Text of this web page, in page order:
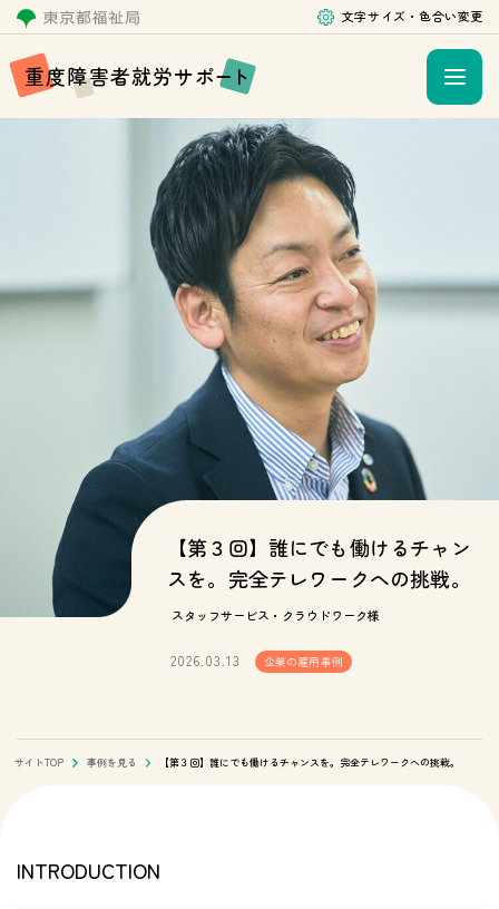
文字サイズ・色合い変更
重度障害者就労サポート
【第３回】誰にでも働けるチャン
スを。完全テレワークへの挑戦。
スタッフサービス・クラウドワーク様
2026.03.13 企業の雇用事例
サイトTOP 事例を見る 【第３回】誰にでも働けるチャンスを。完全テレワークへの挑戦。
INTRODUCTION